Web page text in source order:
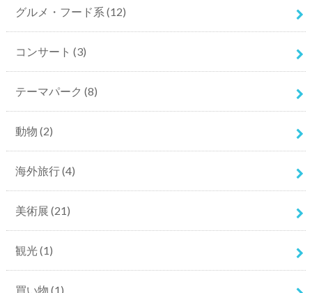
グルメ・フード系 (12)
コンサート (3)
テーマパーク (8)
動物 (2)
海外旅行(4)
美術展 (21)
観光(1)
買い物 (1)